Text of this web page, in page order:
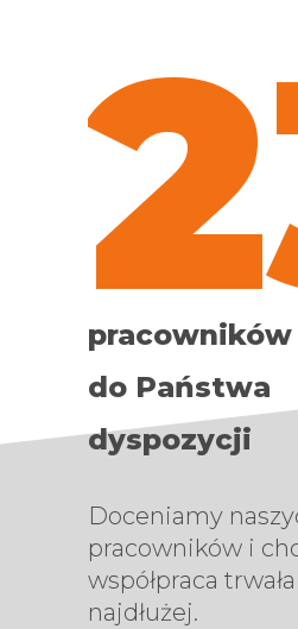
pracowników
do Państwa
dyspozycji
Doceniamy
pracowników i
współpraca
najdłużej.